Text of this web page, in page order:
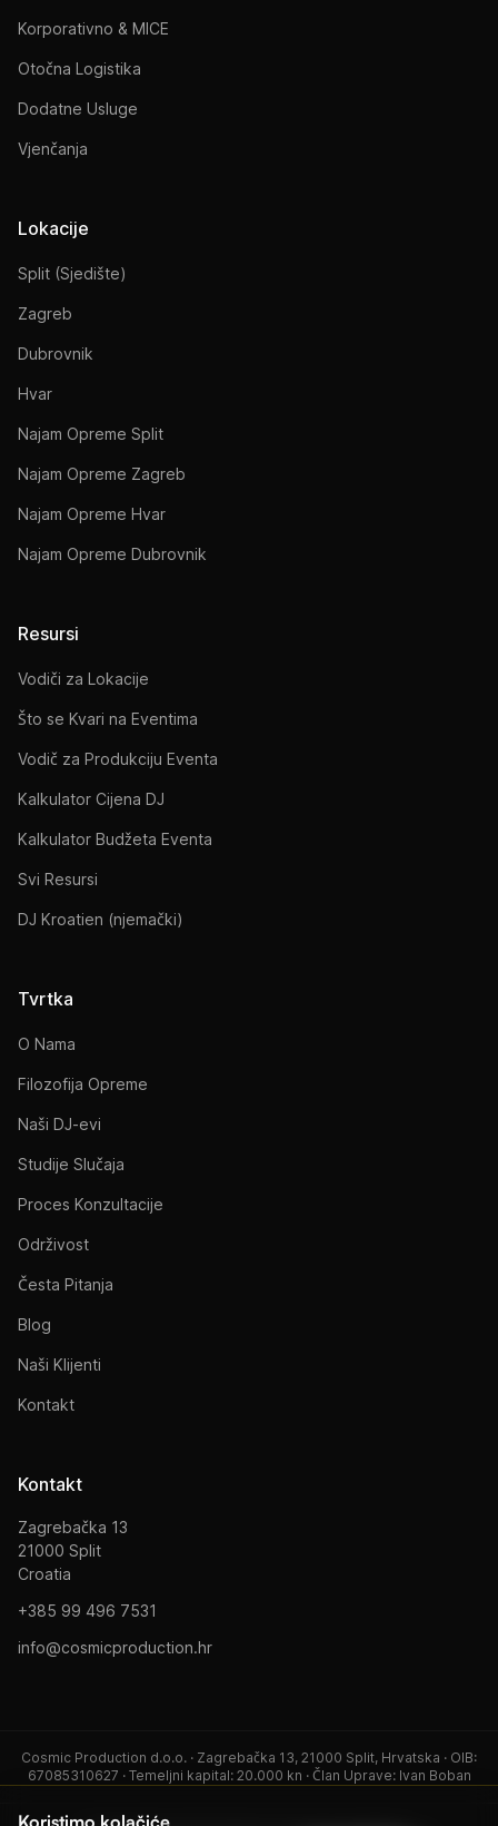
Korporativno & MICE
Otočna Logistika
Dodatne Usluge
Vjenčanja
Lokacije
Split (Sjedište)
Zagreb
Dubrovnik
Hvar
Najam Opreme Split
Najam Opreme Zagreb
Najam Opreme Hvar
Najam Opreme Dubrovnik
Resursi
Vodiči za Lokacije
Što se Kvari na Eventima
Vodič za Produkciju Eventa
Kalkulator Cijena DJ
Kalkulator Budžeta Eventa
Svi Resursi
DJ Kroatien (njemački)
Tvrtka
O Nama
Filozofija Opreme
Naši DJ-evi
Studije Slučaja
Proces Konzultacije
Održivost
Česta Pitanja
Blog
Naši Klijenti
Kontakt
Kontakt
Zagrebačka 13
21000 Split
Croatia
+385 99 496 7531
info@cosmicproduction.hr
Cosmic Production d.o.o. · Zagrebačka 13, 21000 Split, Hrvatska · OIB:
67085310627 · Temeljni kapital: 20.000 kn · Član Uprave: Ivan Boban
Koristimo kolačiće